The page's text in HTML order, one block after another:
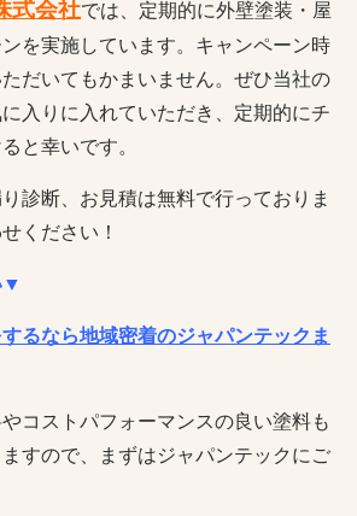
式会社では、定期的に外壁塗装・屋
を実施しています。キャンペーン時
だいてもかまいません。ぜひ当社の
入りに入れていただき、定期的にチ
と幸いです。
診断、お見積は無料で行っておりま
ください！
▼
るなら地域密着のジャパンテックま
コストパフォーマンスの良い塗料も
すので、まずはジャパンテックにご